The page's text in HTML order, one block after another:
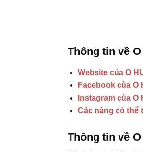
Thông tin về
Website của O
Facebook của O
Instagram của O
Các nàng có thể
Thông tin về